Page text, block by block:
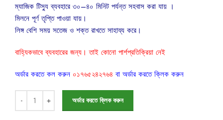
ম্যাজিক টিস্যু ব্যবহারে ৩০–৪০ মিনিট পর্যন্ত সহবাস করা যায় ।
মিলনে পূর্ণ তৃপ্তি পাওয়া যায়।
লিঙ্গ বেশি সময় সতেজ ও শক্ত রাখতে সাহায্য করে।
বাহ্যিকভাবে ব্যবহারের জন্য। তাই কোনো পার্শপ্রতিক্রিয়া নেই
অর্ডার করতে কল করুন ০১৭৬৫২৪২৭৬৪ বা অর্ডার করতে ক্লিক করুন
অর্ডার করতে ক্লিক করুন